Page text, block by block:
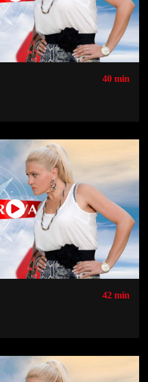
40 min
42 min